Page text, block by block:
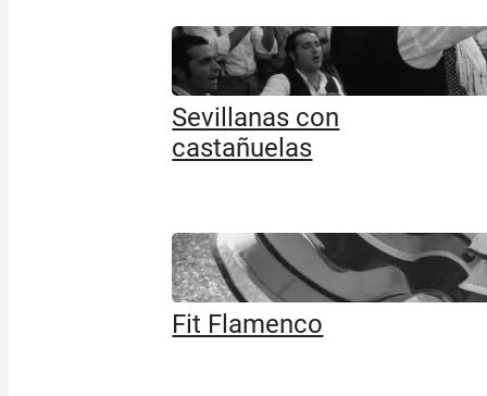
Sevillanas con
castañuelas
Fit Flamenco